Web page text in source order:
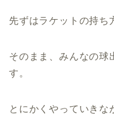
先ずはラケットの持ち
そのまま、みんなの球
す。
とにかくやっていきな